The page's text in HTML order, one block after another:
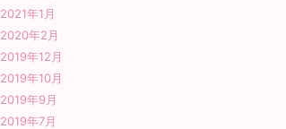
2021年1月
2020年2月
2019年12月
2019年10月
2019年9月
2019年7月